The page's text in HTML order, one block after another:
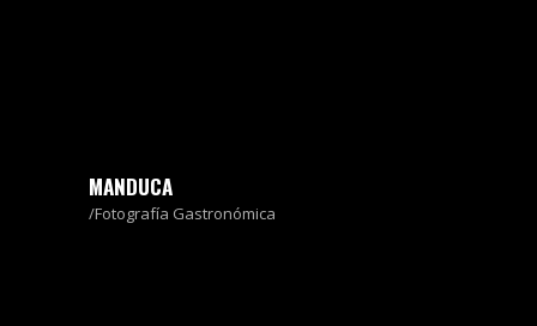
MANDUCA
Fotografía Gastronómica